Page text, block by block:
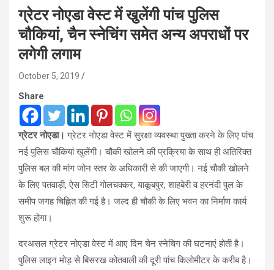
ग्रेटर नोएडा वेस्ट में खुलेंगी पांच पुलिस
चौकियां, चैन स्नेचिंग समेत अन्य अपराधों पर
लगेगी लगाम
October 5, 2019
Share
ग्रेटर नोएडा।ग्रेटर नोएडा वेस्ट में सुरक्षा व्यवस्था पुख्ता करने के लिए पांच
नई पुलिस चौकियां खुलेंगी। चौकी खोलने की प्रक्रिया के साथ ही अतिरिक्त
पुलिस बल की मांग जोन स्तर के अधिकारी से की जाएगी। नई चौकी खोलने
के लिए पतवाड़ी, ऐस सिटी गोलचक्कर, याकूबपुर, शाहबेरी व हरनंदी पुल के
समीप जगह चिह्नित की गई है। जल्द ही चौकी के लिए भवन का निर्माण कार्य
शुरू होगा।
दरअसल ग्रेटर नोएडा वेस्ट में आए दिन चेन स्नेचिग की घटनाएं होती है।
पुलिस लाइन मोड़ से बिसरख कोतवाली की दूरी पांच किलोमीटर के करीब है।